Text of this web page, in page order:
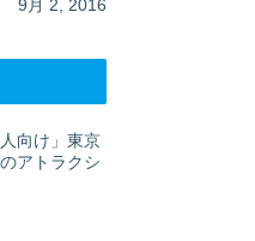
9月 2, 2016
向け」東京
アトラクシ